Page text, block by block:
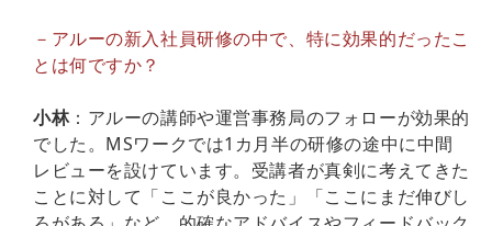
－アルーの新入社員研修の中で、特に効果的だったこ
とは何ですか？
小林：アルーの講師や運営事務局のフォローが効果的
でした。MSワークでは1カ月半の研修の途中に中間
レビューを設けています。受講者が真剣に考えてきた
ことに対して「ここが良かった」「ここにまだ伸びし